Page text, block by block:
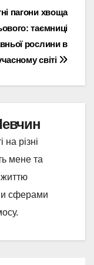
пагони хвоща
таємниці
рослини в
світі
на різні
мене та
життю
сферами